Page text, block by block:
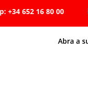
+34 652 16 80 00
Abra a